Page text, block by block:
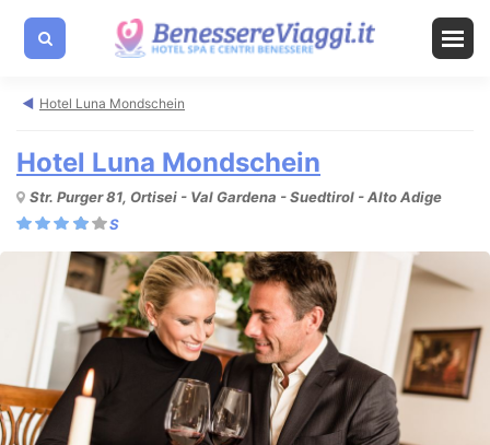
Hotel Luna Mondschein
Hotel Luna Mondschein
Str. Purger 81, Ortisei - Val Gardena - Suedtirol - Alto Adige